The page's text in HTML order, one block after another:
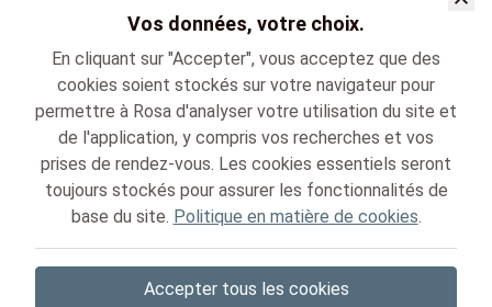
Cliniques de l'Europe - Europa ziekenhuizen
Vos données, votre choix.
En cliquant sur "Accepter", vous acceptez que des
cookies soient stockés sur votre navigateur pour
permettre à Rosa d'analyser votre utilisation du site et
de l'application, y compris vos recherches et vos
prises de rendez-vous. Les cookies essentiels seront
toujours stockés pour assurer les fonctionnalités de
base du site. Politique en matière de cookies.
Accepter tous les cookies